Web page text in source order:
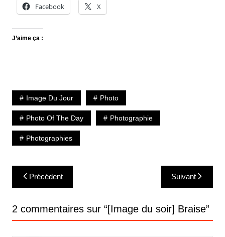
Facebook X
J’aime ça :
Image Du Jour Photo
Photo Of The Day Photographie
Photographies
Navigation
de
l’article
Précédent Suivant
2 commentaires sur “[Image du soir] Braise”